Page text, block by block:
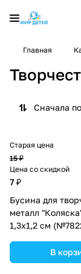
Главная
Сначала
Старая цена
15 ₽
Цена со скидкой
7 ₽
Бусина для
металл
1,3х1,2 см
В